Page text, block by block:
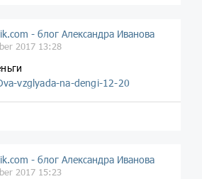
- блог Александра Иванова
2017 13:28
vzglyada-na-dengi-12-20
- блог Александра Иванова
2017 15:23